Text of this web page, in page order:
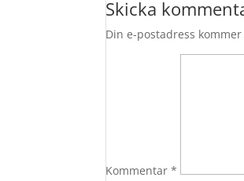
Skicka
Din e-postadress
Kommentar*